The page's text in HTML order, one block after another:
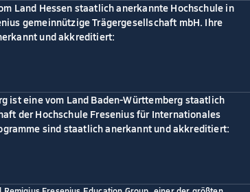
Land Hessen staatlich anerkannte Hochschule in
gemeinnützige Trägergesellschaft mbH. Ihre
und akkreditiert:
ist eine vom Land Baden-Württemberg staatlich
der Hochschule Fresenius für Internationales
sind staatlich anerkannt und akkreditiert: